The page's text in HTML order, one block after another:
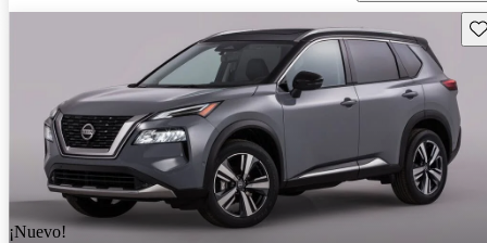
¡Nuevo!